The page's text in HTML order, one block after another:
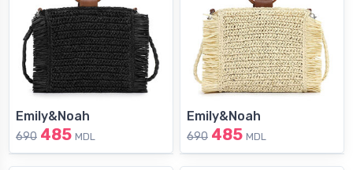
Emily&Noah
690 485 MDL
Emily&Noah
690 485 MDL